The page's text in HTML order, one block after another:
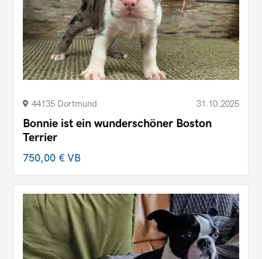
44135 Dortmund 31.10.2025
Bonnie ist ein wunderschöner Boston
Terrier
750,00 €VB